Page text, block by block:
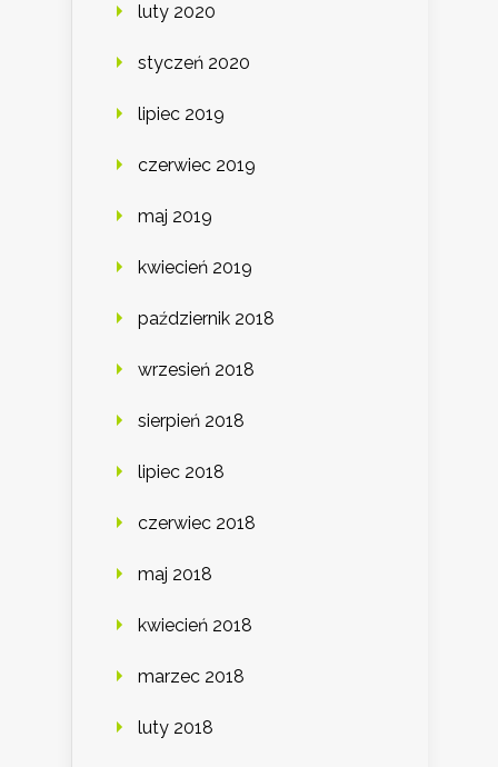
luty 2020
styczeń 2020
lipiec 2019
czerwiec 2019
maj 2019
kwiecień 2019
październik 2018
wrzesień 2018
sierpień 2018
lipiec 2018
czerwiec 2018
maj 2018
kwiecień 2018
marzec 2018
luty 2018